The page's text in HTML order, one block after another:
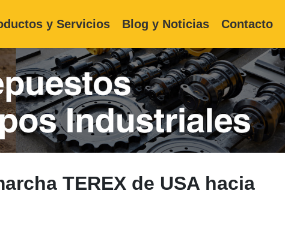
y Servicios Blog y Noticias Contacto
TEREX de USA hacia